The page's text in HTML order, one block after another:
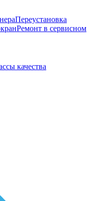
Переустановка
Ремонт в сервисном
качества